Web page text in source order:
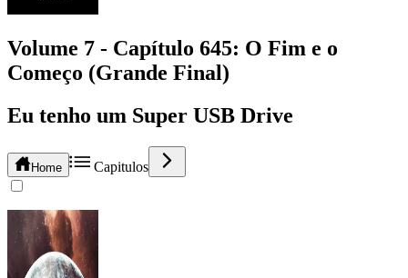
Volume 7 - Capítulo 645: O Fim e o
Começo (Grande Final)
Eu tenho um Super USB Drive
Home Capitulos